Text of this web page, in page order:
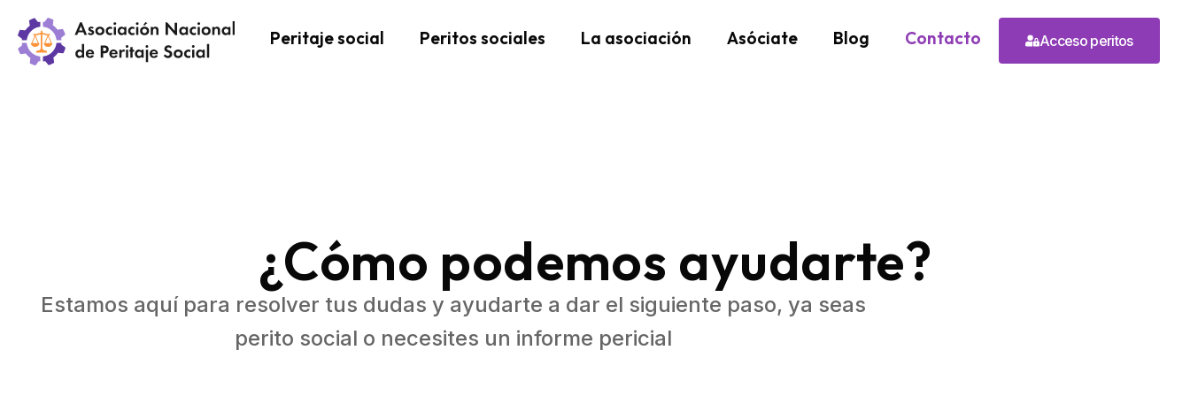
Peritaje social Peritos sociales La asociación Asóciate Blog Contacto Acceso peritos
¿Cómo podemos ayudarte?
Estamos aquí para resolver tus dudas y ayudarte a dar el siguiente paso, ya seas
perito social o necesites un informe pericial